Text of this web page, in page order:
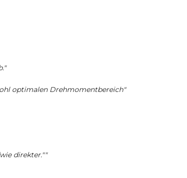
optimalen Drehmomentbereich"
direkter.""